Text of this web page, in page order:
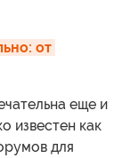
от
еще и
известен как
для